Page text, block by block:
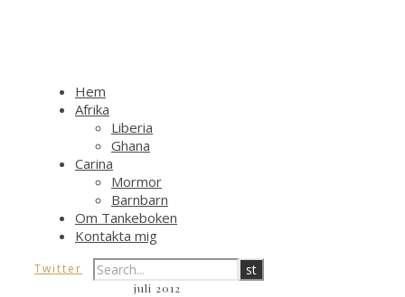
Hem
Afrika
Liberia
Ghana
Carina
Mormor
Barnbarn
Om Tankeboken
Kontakta mig
Twitter
juli 2012